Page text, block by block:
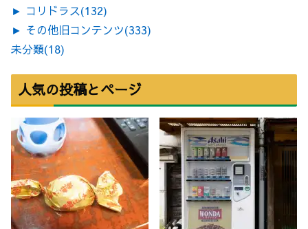
► コリドラス(132)
► その他旧コンテンツ(333)
未分類(18)
人気の投稿とページ